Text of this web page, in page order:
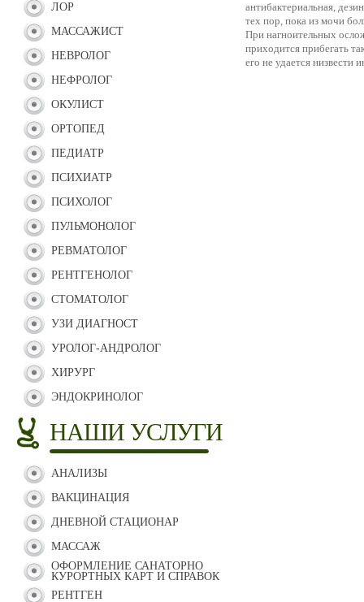
ЛОР
МАССАЖИСТ
НЕВРОЛОГ
НЕФРОЛОГ
ОКУЛИСТ
ОРТОПЕД
ПЕДИАТР
ПСИХИАТР
ПСИХОЛОГ
ПУЛЬМОНОЛОГ
РЕВМАТОЛОГ
РЕНТГЕНОЛОГ
СТОМАТОЛОГ
УЗИ ДИАГНОСТ
УРОЛОГ-АНДРОЛОГ
ХИРУРГ
ЭНДОКРИНОЛОГ
НАШИ УСЛУГИ
АНАЛИЗЫ
ВАКЦИНАЦИЯ
ДНЕВНОЙ СТАЦИОНАР
МАССАЖ
ОФОРМЛЕНИЕ САНАТОРНО
КУРОРТНЫХ КАРТ И СПРАВОК
РЕНТГЕН
антибактериальная,
тех пор, пока из мочи
При нагноительных
приходится прибегать
его не удается низвести